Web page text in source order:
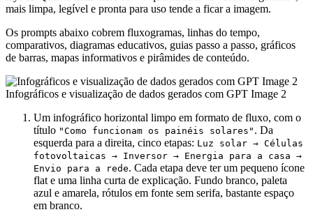
mais limpa, legível e pronta para uso tende a ficar a imagem.
Os prompts abaixo cobrem fluxogramas, linhas do tempo,
comparativos, diagramas educativos, guias passo a passo, gráficos
de barras, mapas informativos e pirâmides de conteúdo.
Infográficos e visualização de dados gerados com GPT Image 2
Um infográfico horizontal limpo em formato de fluxo, com o
título "Como funcionam os painéis solares" . Da
esquerda para a direita, cinco etapas: Luz solar → Células
fotovoltaicas → Inversor → Energia para a casa →
Envio para a rede. Cada etapa deve ter um pequeno ícone
flat e uma linha curta de explicação. Fundo branco, paleta
azul e amarela, rótulos em fonte sem serifa, bastante espaço
em branco.